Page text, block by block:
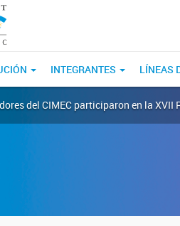
INTEGRANTES LÍNEAS
del CIMEC participaron en la XVII